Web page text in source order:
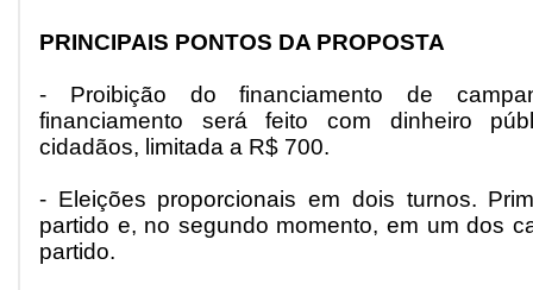
PRINCIPAIS PONTOS DA PROPOSTA
- Proibição do financiamento de
financiamento será feito com dinheiro
cidadãos, limitada a R$ 700.
- Eleições proporcionais em dois turnos.
partido e, no segundo momento, em um dos
partido.